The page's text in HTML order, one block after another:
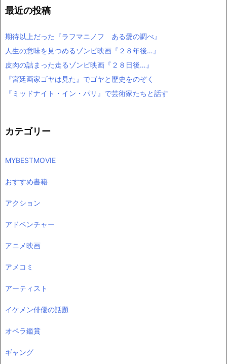
最近の投稿
期待以上だった『ラフマニノフ ある愛の調べ』
人生の意味を見つめるゾンビ映画『２８年後…』
皮肉の詰まった走るゾンビ映画『２８日後…』
『宮廷画家ゴヤは見た』でゴヤと歴史をのぞく
『ミッドナイト・イン・パリ』で芸術家たちと話す
カテゴリー
MYBESTMOVIE
おすすめ書籍
アクション
アドベンチャー
アニメ映画
アメコミ
アーティスト
イケメン俳優の話題
オペラ鑑賞
ギャング